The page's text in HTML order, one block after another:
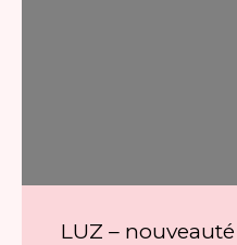
LUZ –